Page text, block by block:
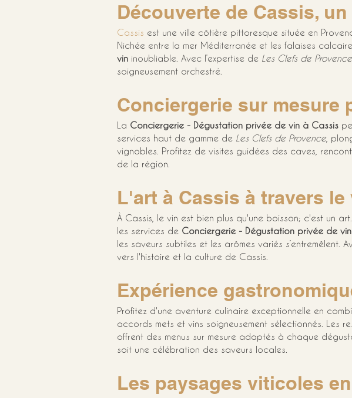
Découverte de Cassis,
Cassis est une ville côtière pittoresque située en
Nichée entre la mer Méditerranée et les falaises
vin inoubliable. Avec l’expertise de Les Clefs de
soigneusement orchestré.
Conciergerie sur mesure
La Conciergerie - Dégustation privée de vin à Cassis
services haut de gamme de Les Clefs de Provence ,
vignobles. Profitez de visites guidées des caves,
de la région.
L'art à Cassis à travers le
À Cassis, le vin est bien plus qu'une boisson; c'est un
les services de Conciergerie - Dégustation privée de vin
les saveurs subtiles et les arômes variés s’entremêlent.
vers l'histoire et la culture de Cassis.
Expérience
Profitez d'une aventure culinaire exceptionnelle en
accords mets et vins soigneusement sélectionnés. Les
offrent des menus sur mesure adaptés à chaque
soit une célébration des saveurs locales.
Les paysages viticoles